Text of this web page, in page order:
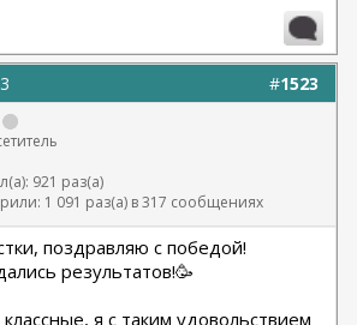
#1523
921 раз(а)
1 091 раз(а) в 317 сообщениях
поздравляю с победой!
результатов!🥳
я с таким удовольствием